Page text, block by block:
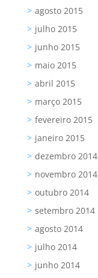
agosto 2015
julho 2015
junho 2015
maio 2015
abril 2015
março 2015
fevereiro 2015
janeiro 2015
dezembro 2014
novembro 2014
outubro 2014
setembro 2014
agosto 2014
julho 2014
junho 2014